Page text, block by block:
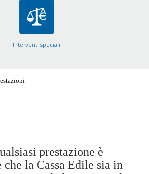
Interventi speciali
prestazione è
che la Cassa Edile sia in